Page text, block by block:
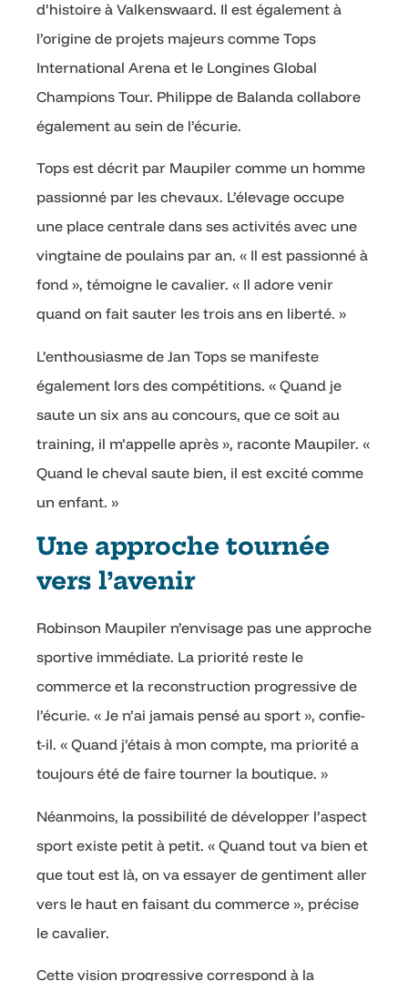
d’histoire à Valkenswaard. Il est également à
l’origine de projets majeurs comme Tops
International Arena et le Longines Global
Champions Tour. Philippe de Balanda collabore
également au sein de l’écurie.
Tops est décrit par Maupiler comme un homme
passionné par les chevaux. L’élevage occupe
une place centrale dans ses activités avec une
vingtaine de poulains par an. « Il est passionné à
fond », témoigne le cavalier. « Il adore venir
quand on fait sauter les trois ans en liberté. »
L’enthousiasme de Jan Tops se manifeste
également lors des compétitions. « Quand je
saute un six ans au concours, que ce soit au
training, il m’appelle après », raconte Maupiler. «
Quand le cheval saute bien, il est excité comme
un enfant. »
Une approche tournée
vers l’avenir
Robinson Maupiler n’envisage pas une approche
sportive immédiate. La priorité reste le
commerce et la reconstruction progressive de
l’écurie. « Je n’ai jamais pensé au sport », confie-
t-il. « Quand j’étais à mon compte, ma priorité a
toujours été de faire tourner la boutique. »
Néanmoins, la possibilité de développer l’aspect
sport existe petit à petit. « Quand tout va bien et
que tout est là, on va essayer de gentiment aller
vers le haut en faisant du commerce », précise
le cavalier.
Cette vision progressive correspond à la